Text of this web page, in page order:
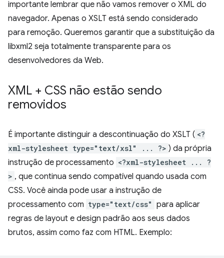
importante lembrar que não vamos remover o XML do
navegador. Apenas o XSLT está sendo considerado
para remoção. Queremos garantir que a substituição da
libxml2 seja totalmente transparente para os
desenvolvedores da Web.
XML + CSS não estão sendo
removidos
É importante distinguir a descontinuação do XSLT ( <?
xml-stylesheet type="text/xsl" ... ?> ) da própria
instrução de processamento <?xml-stylesheet ... ?
> , que continua sendo compatível quando usada com
CSS. Você ainda pode usar a instrução de
processamento com type="text/css" para aplicar
regras de layout e design padrão aos seus dados
brutos, assim como faz com HTML. Exemplo: